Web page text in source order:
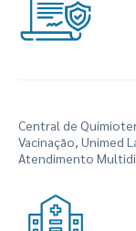
Central de
Vacinação, Unimed
Atendimento